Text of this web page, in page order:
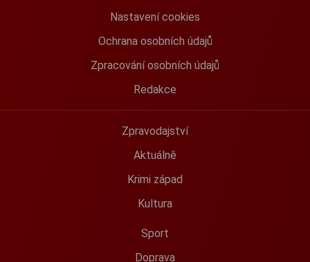
Nastavení cookies
Ochrana osobních údajů
Zpracování osobních údajů
Redakce
Zpravodajství
Aktuálně
Krimi západ
Kultura
Sport
Doprava